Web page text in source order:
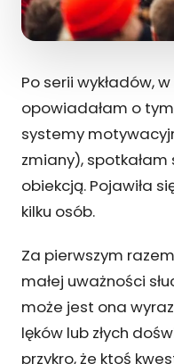
Po serii wykładów,
opowiadałam o
systemy
zmiany), spotkałam
obiekcją. Pojawiła
kilku osób.
Za pierwszym
małej uważności
może jest ona
lęków lub złych
przykro, że ktoś